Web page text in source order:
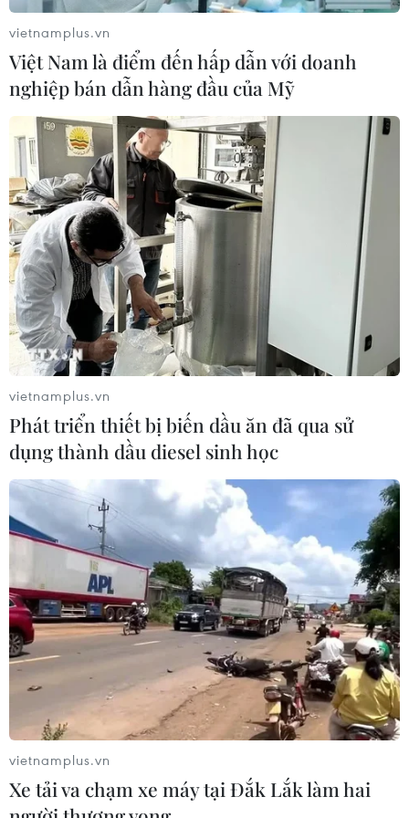
Thành phố Hồ Chí Minh đón cơn mưa
“vàng” sau đợt nắng nóng gay gắt
08/05/2023 14:11
Đây thực sự là cơn mưa “vàng” mà người dân Thành
phố Hồ Chí Minh trông đợi nhiều tháng qua sau những
đợt nắng nóng như đổ lửa và hy vọng nhiệt độ sẽ giảm
nhiều để người dân được dễ chịu.
Thủ tướng chỉ đạo chủ động ứng phó với
nguy cơ nắng nóng, hạn hán
13/05/2023 05:04
Thủ tướng Chính phủ yêu cầu các bộ, ngành, tỉnh, thành
phố chủ động chỉ đạo, triển khai quyết liệt các giải
pháp cấp bách phòng, chống hạn hán, thiếu nước, xâm
nhập mặn, không để thiếu nước sinh hoạt.
vietnamplus.vn
Việt Nam là điểm đến hấp dẫn với doanh
nghiệp bán dẫn hàng đầu của Mỹ
vietnamplus.vn
Phát triển thiết bị biến dầu ăn đã qua sử
dụng thành dầu diesel sinh học
vietnamplus.vn
Xe tải va chạm xe máy tại Đắk Lắk làm hai